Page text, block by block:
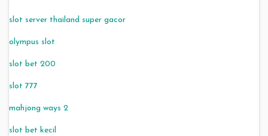
slot server thailand super gacor
olympus slot
slot bet 200
slot 777
mahjong ways 2
slot bet kecil